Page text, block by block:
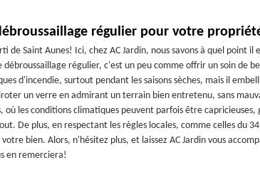
régulier pour votre
de Saint Aunes! Ici, chez AC Jardin, nous savons à quel point
régulier, c'est un peu comme offrir un soin de
d'incendie, surtout pendant les saisons sèches, mais il
un verre en admirant un terrain bien entretenu, sans
où les conditions climatiques peuvent parfois être
De plus, en respectant les règles locales, comme celles du
bien. Alors, n'hésitez plus, et laissez AC Jardin vous
en remerciera!